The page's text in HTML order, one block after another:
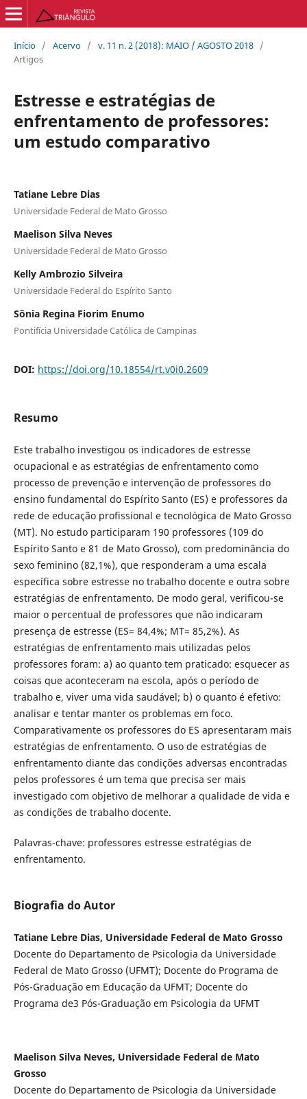
Início / Acervo / v. 11 n. 2 (2018): MAIO / AGOSTO 2018 /
Artigos
Estresse e estratégias de
enfrentamento de professores:
um estudo comparativo
Tatiane Lebre Dias
Universidade Federal de Mato Grosso
Maelison Silva Neves
Universidade Federal de Mato Grosso
Kelly Ambrozio Silveira
Universidade Federal do Espírito Santo
Sônia Regina Fiorim Enumo
Pontifícia Universidade Católica de Campinas
DOI: https://doi.org/10.18554/rt.v0i0.2609
Resumo
Este trabalho investigou os indicadores de estresse
ocupacional e as estratégias de enfrentamento como
processo de prevenção e intervenção de professores do
ensino fundamental do Espírito Santo (ES) e professores da
rede de educação profissional e tecnológica de Mato Grosso
(MT). No estudo participaram 190 professores (109 do
Espírito Santo e 81 de Mato Grosso), com predominância do
sexo feminino (82,1%), que responderam a uma escala
específica sobre estresse no trabalho docente e outra sobre
estratégias de enfrentamento. De modo geral, verificou-se
maior o percentual de professores que não indicaram
presença de estresse (ES= 84,4%; MT= 85,2%). As
estratégias de enfrentamento mais utilizadas pelos
professores foram: a) ao quanto tem praticado: esquecer as
coisas que aconteceram na escola, após o período de
trabalho e, viver uma vida saudável; b) o quanto é efetivo:
analisar e tentar manter os problemas em foco.
Comparativamente os professores do ES apresentaram mais
estratégias de enfrentamento. O uso de estratégias de
enfrentamento diante das condições adversas encontradas
pelos professores é um tema que precisa ser mais
investigado com objetivo de melhorar a qualidade de vida e
as condições de trabalho docente.
Palavras-chave: professores estresse estratégias de
enfrentamento.
Biografia do Autor
Tatiane Lebre Dias, Universidade Federal de Mato Grosso
Docente do Departamento de Psicologia da Universidade
Federal de Mato Grosso (UFMT); Docente do Programa de
Pós-Graduação em Educação da UFMT; Docente do
Programa de3 Pós-Graduação em Psicologia da UFMT
Maelison Silva Neves, Universidade Federal de Mato
Grosso
Docente do Departamento de Psicologia da Universidade